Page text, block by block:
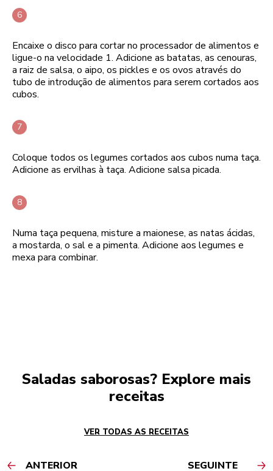
Encaixe o disco para cortar no processador de alimentos e
ligue-o na velocidade 1. Adicione as batatas, as cenouras,
a raiz de salsa, o aipo, os pickles e os ovos através do
tubo de introdução de alimentos para serem cortados aos
cubos.
Coloque todos os legumes cortados aos cubos numa taça.
Adicione as ervilhas à taça. Adicione salsa picada.
Numa taça pequena, misture a maionese, as natas ácidas,
a mostarda, o sal e a pimenta. Adicione aos legumes e
mexa para combinar.
Saladas saborosas? Explore mais
receitas
VER TODAS AS RECEITAS
ANTERIOR SEGUINTE